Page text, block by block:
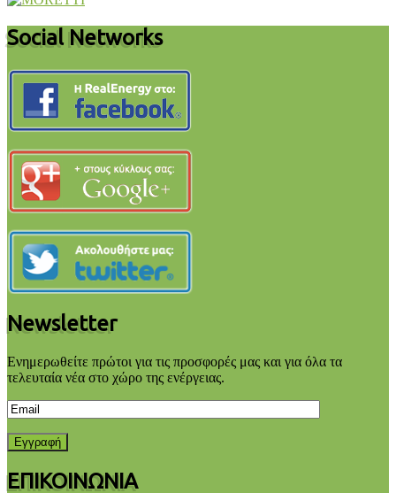
Social Networks
Newsletter
Ενημερωθείτε πρώτοι για τις προσφορές μας και για όλα τα
τελευταία νέα στο χώρο της ενέργειας.
ΕΠΙΚΟΙΝΩΝΙΑ